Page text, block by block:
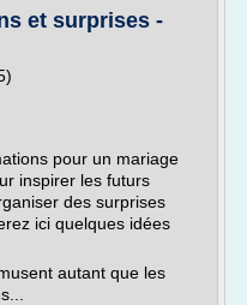
et surprises -
pour un mariage
inspirer les futurs
des surprises
ici quelques idées
autant que les